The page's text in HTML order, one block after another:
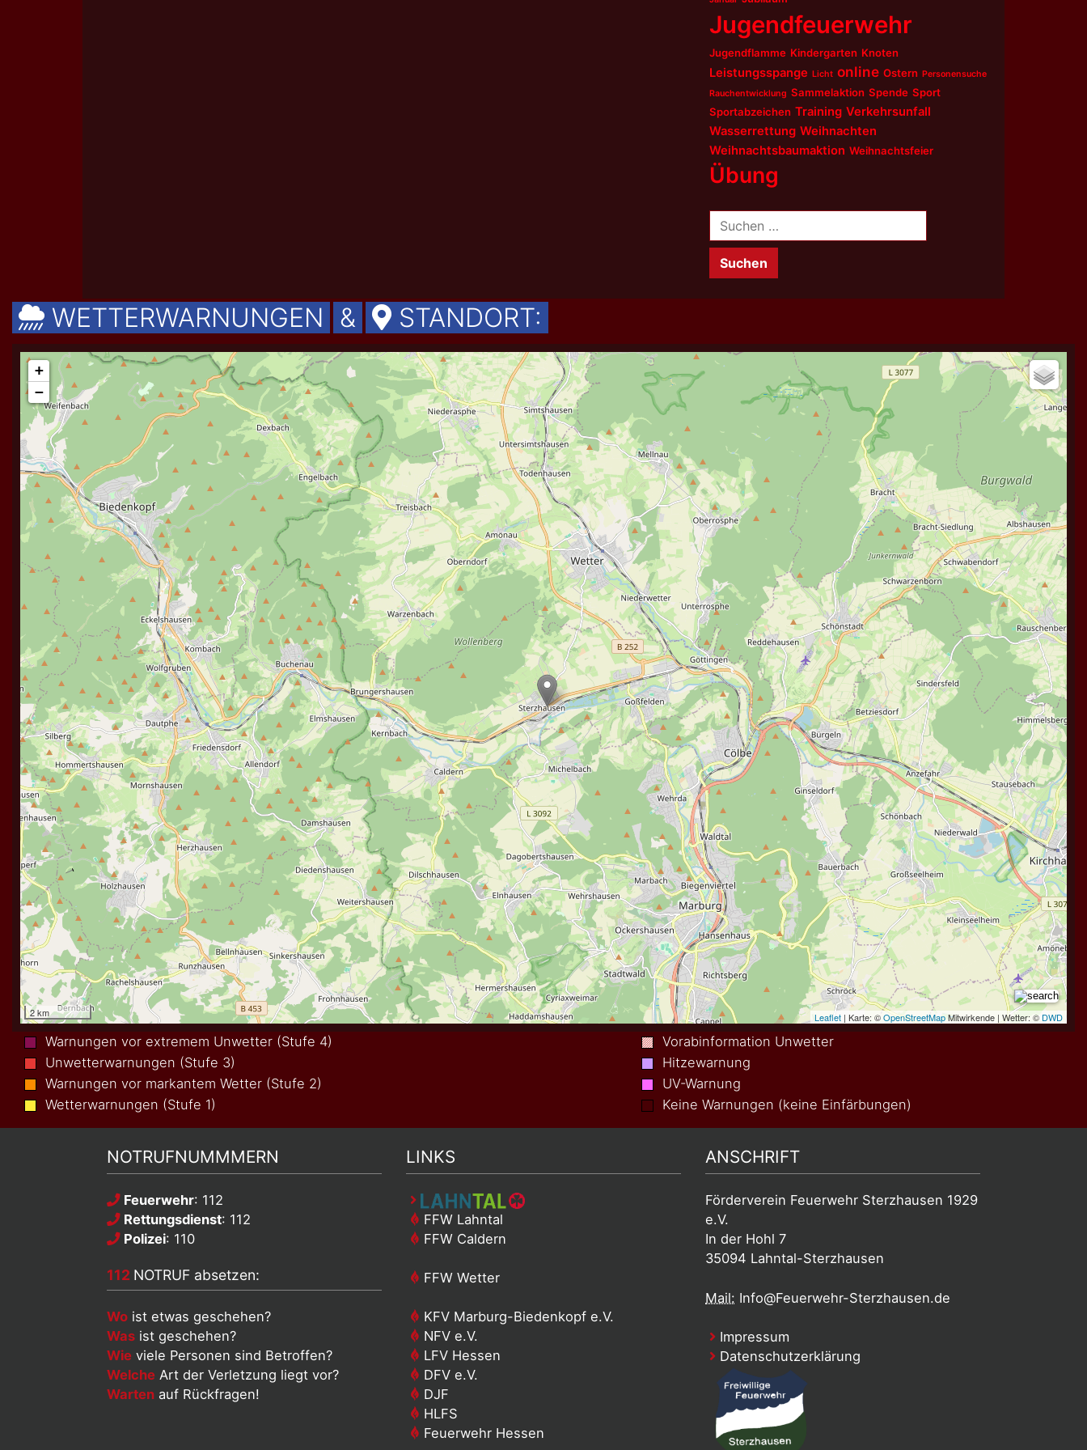
Jugendfeuerwehr
Jugendflamme Kindergarten Knoten
Leistungsspange Licht online Ostern Personensuche
Rauchentwicklung Sammelaktion Spende Sport
Sportabzeichen Training Verkehrsunfall
Wasserrettung Weihnachten
Weihnachtsbaumaktion Weihnachtsfeier
Übung
Suchen
nach:
WETTERWARNUNGEN & STANDORT:
Warnungen vor extremem Unwetter (Stufe 4)
Unwetterwarnungen (Stufe 3)
Warnungen vor markantem Wetter (Stufe 2)
Wetterwarnungen (Stufe 1)
Vorabinformation Unwetter
Hitzewarnung
UV-Warnung
Keine Warnungen (keine Einfärbungen)
NOTRUFNUMMMERN
Feuerwehr: 112
Rettungsdienst: 112
Polizei: 110
112 NOTRUF absetzen:
Wo ist etwas geschehen?
Was ist geschehen?
Wie viele Personen sind Betroffen?
Welche Art der Verletzung liegt vor?
Warten auf Rückfragen!
LINKS
FFW Lahntal
FFW Caldern
FFW Wetter
KFV Marburg-Biedenkopf e.V.
NFV e.V.
LFV Hessen
DFV e.V.
DJF
HLFS
Feuerwehr Hessen
ANSCHRIFT
Förderverein Feuerwehr Sterzhausen 1929
e.V.
In der Hohl 7
35094 Lahntal-Sterzhausen
Mail: Info@Feuerwehr-Sterzhausen.de
Impressum
Datenschutzerklärung